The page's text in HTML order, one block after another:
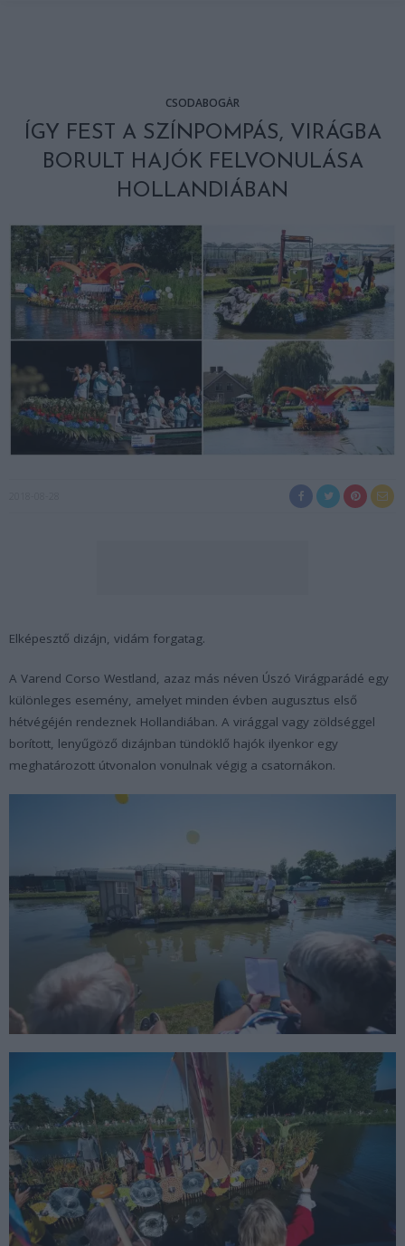
CSODABOGÁR
ÍGY FEST A SZÍNPOMPÁS, VIRÁGBA
BORULT HAJÓK FELVONULÁSA
HOLLANDIÁBAN
Elképesztő dizájn, vidám forgatag.
A Varend Corso Westland, azaz más néven Úszó Virágparádé egy
különleges esemény, amelyet minden évben augusztus első
hétvégéjén rendeznek Hollandiában. A virággal vagy zöldséggel
borított, lenyűgöző dizájnban tündöklő hajók ilyenkor egy
meghatározott útvonalon vonulnak végig a csatornákon.